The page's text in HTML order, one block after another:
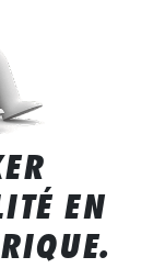
EN